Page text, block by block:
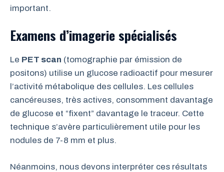
important.
Examens d’imagerie spécialisés
Le PET scan (tomographie par émission de
positons) utilise un glucose radioactif pour mesurer
l’activité métabolique des cellules. Les cellules
cancéreuses, très actives, consomment davantage
de glucose et “fixent” davantage le traceur. Cette
technique s’avère particulièrement utile pour les
nodules de 7-8 mm et plus.
Néanmoins, nous devons interpréter ces résultats